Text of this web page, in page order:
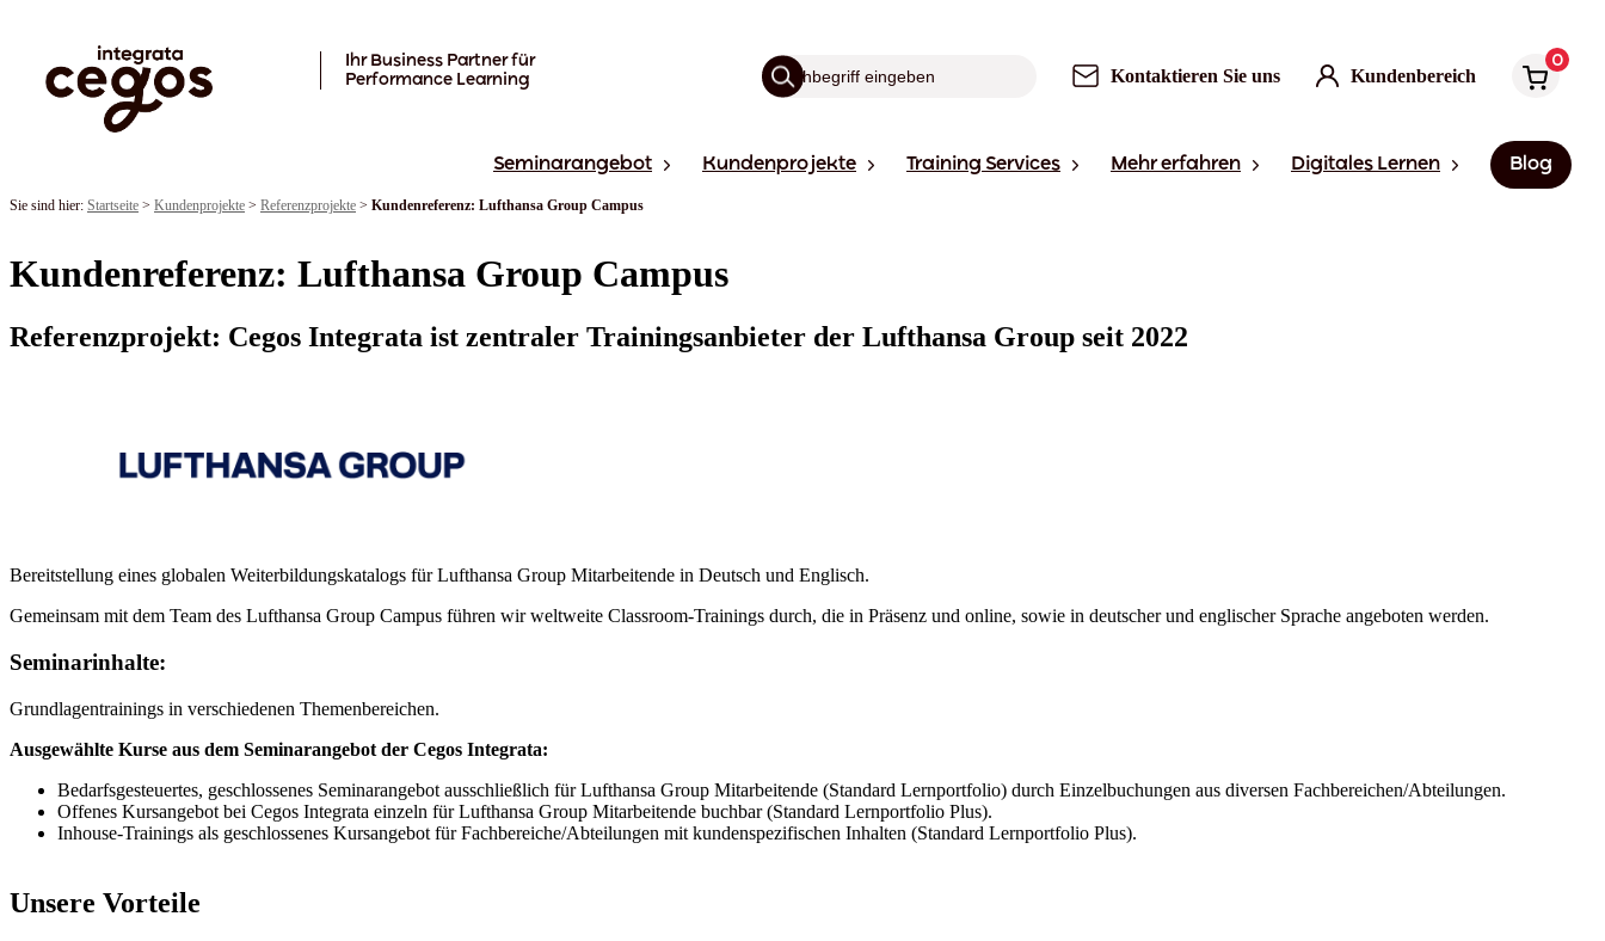
Ihr Business Partner für
Performance Learning
Kontaktieren Sie uns Kundenbereich
0
Seminarangebot Kundenprojekte Training Services Mehr erfahren Digitales Lernen Blog
Sie sind hier: Startseite > Kundenprojekte > Referenzprojekte > Kundenreferenz: Lufthansa Group Campus
Kundenreferenz: Lufthansa Group Campus
Referenzprojekt: Cegos Integrata ist zentraler Trainingsanbieter der Lufthansa Group seit 2022
Bereitstellung eines globalen Weiterbildungskatalogs für Lufthansa Group Mitarbeitende in Deutsch und Englisch.
Gemeinsam mit dem Team des Lufthansa Group Campus führen wir weltweite Classroom-Trainings durch, die in Präsenz und online, sowie in deutscher und englischer Sprache angeboten werden.
Seminarinhalte:
Grundlagentrainings in verschiedenen Themenbereichen.
Ausgewählte Kurse aus dem Seminarangebot der Cegos Integrata:
Bedarfsgesteuertes, geschlossenes Seminarangebot ausschließlich für Lufthansa Group Mitarbeitende (Standard Lernportfolio) durch Einzelbuchungen aus diversen Fachbereichen/Abteilungen.
Offenes Kursangebot bei Cegos Integrata einzeln für Lufthansa Group Mitarbeitende buchbar (Standard Lernportfolio Plus).
Inhouse-Trainings als geschlossenes Kursangebot für Fachbereiche/Abteilungen mit kundenspezifischen Inhalten (Standard Lernportfolio Plus).
Unsere Vorteile